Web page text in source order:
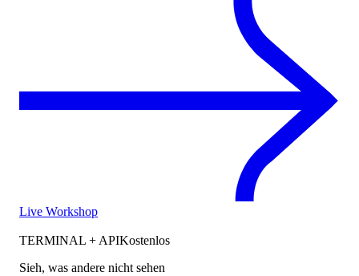
Live Workshop
TERMINAL + APIKostenlos
Sieh, was andere nicht sehen